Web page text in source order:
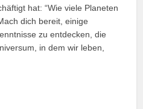
hat: “Wie viele Planeten
dich bereit, einige
zu entdecken, die
in dem wir leben,